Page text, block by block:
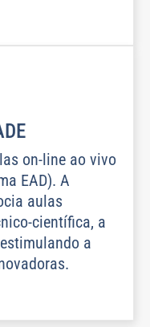
on-line ao vivo
EAD). A
aulas
científica, a
a